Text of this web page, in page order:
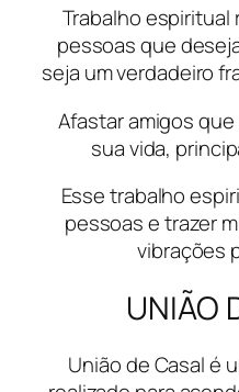
Trabalho espiritual
pessoas que
seja um verdadeiro
Afastar amigos
sua vida,
Esse trabalho
pessoas e trazer
vibrações
UNIÃO
União de Casal é